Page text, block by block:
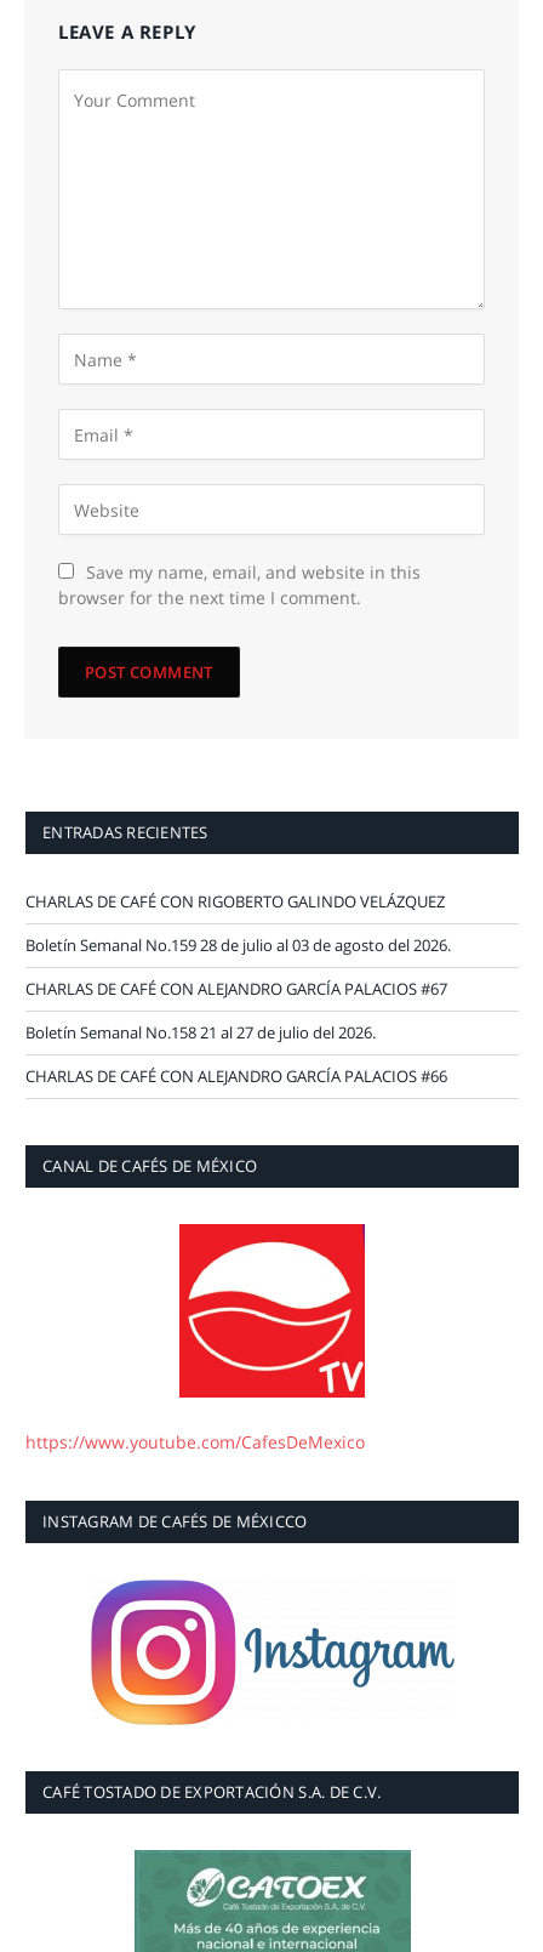
LEAVE A REPLY
Save my name, email, and website in this
browser for the next time I comment.
ENTRADAS RECIENTES
CHARLAS DE CAFÉ CON RIGOBERTO GALINDO VELÁZQUEZ
Boletín Semanal No.159 28 de julio al 03 de agosto del 2026.
CHARLAS DE CAFÉ CON ALEJANDRO GARCÍA PALACIOS #67
Boletín Semanal No.158 21 al 27 de julio del 2026.
CHARLAS DE CAFÉ CON ALEJANDRO GARCÍA PALACIOS #66
CANAL DE CAFÉS DE MÉXICO
https://www.youtube.com/CafesDeMexico
INSTAGRAM DE CAFÉS DE MÉXICCO
CAFÉ TOSTADO DE EXPORTACIÓN S.A. DE C.V.